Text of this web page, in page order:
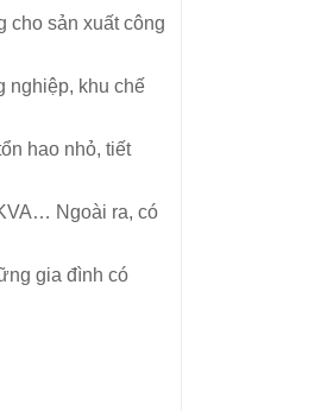
cho sản xuất công
nghiệp, khu chế
hao nhỏ, tiết
Ngoài ra, có
gia đình có